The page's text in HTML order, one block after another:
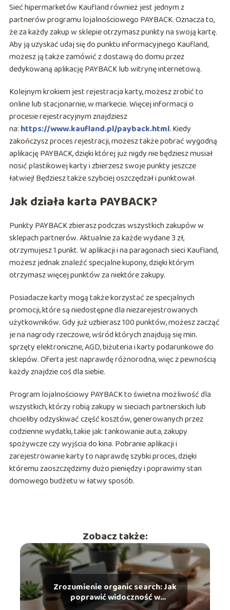
Sieć hipermarketów Kaufland również jest jednym z
partnerów programu lojalnościowego PAYBACK. Oznacza to,
że za każdy zakup w sklepie otrzymasz punkty na swoją kartę.
Aby ją uzyskać udaj się do punktu informacyjnego Kaufland,
możesz ją także zamówić z dostawą do domu przez
dedykowaną aplikację PAYBACK lub witrynę internetową.
Kolejnym krokiem jest rejestracja karty, możesz zrobić to
online lub stacjonarnie, w markecie. Więcej informacji o
procesie rejestracyjnym znajdziesz
na: https://www.kaufland.pl/payback.html. Kiedy
zakończysz proces rejestracji, możesz także pobrać wygodną
aplikację PAYBACK, dzięki której już nigdy nie będziesz musiał
nosić plastikowej karty i zbierzesz swoje punkty jeszcze
łatwiej! Będziesz także szybciej oszczędzał i punktował.
Jak działa karta PAYBACK?
Punkty PAYBACK zbierasz podczas wszystkich zakupów w
sklepach partnerów. Aktualnie za każde wydane 3 zł,
otrzymujesz 1 punkt. W aplikacji i na paragonach sieci Kaufland,
możesz jednak znaleźć specjalne kupony, dzięki którym
otrzymasz więcej punktów za niektóre zakupy.
Posiadacze karty mogą także korzystać ze specjalnych
promocji, które są niedostępne dla niezarejestrowanych
użytkowników. Gdy już uzbierasz 100 punktów, możesz zacząć
je na nagrody rzeczowe, wśród których znajdują się min.
sprzęty elektroniczne, AGD, biżuteria i karty podarunkowe do
sklepów. Oferta jest naprawdę różnorodna, więc z pewnością
każdy znajdzie coś dla siebie.
Program lojalnościowy PAYBACK to świetna możliwość dla
wszystkich, którzy robią zakupy w sieciach partnerskich lub
chcieliby odzyskiwać część kosztów, generowanych przez
codzienne wydatki, takie jak: tankowanie auta, zakupy
spożywcze czy wyjścia do kina. Pobranie aplikacji i
zarejestrowanie karty to naprawdę szybki proces, dzięki
któremu zaoszczędzimy dużo pieniędzy i poprawimy stan
domowego budżetu w łatwy sposób.
Zobacz także:
Zrozumienie organic search: Jak
poprawić widoczność w